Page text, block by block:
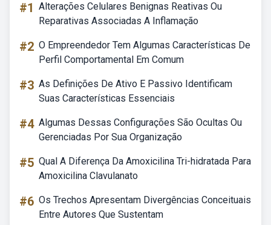
#1 Alterações Celulares Benignas Reativas Ou
Reparativas Associadas A Inflamação
#2 O Empreendedor Tem Algumas Características De
Perfil Comportamental Em Comum
#3 As Definições De Ativo E Passivo Identificam
Suas Características Essenciais
#4 Algumas Dessas Configurações São Ocultas Ou
Gerenciadas Por Sua Organização
#5 Qual A Diferença Da Amoxicilina Tri-hidratada Para
Amoxicilina Clavulanato
#6 Os Trechos Apresentam Divergências Conceituais
Entre Autores Que Sustentam